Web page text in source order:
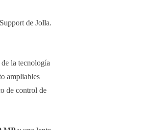
de Jolla.
la tecnología
ampliables
de control de